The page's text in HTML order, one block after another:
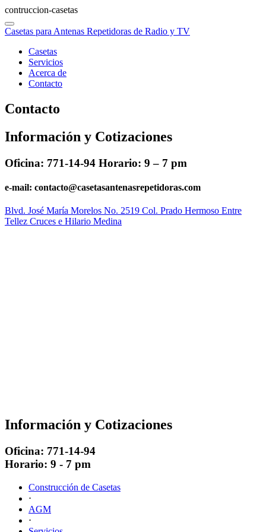
contruccion-casetas
Casetas para Antenas Repetidoras de Radio y TV
Casetas
Servicios
Acerca de
Contacto
Contacto
Información y Cotizaciones
Oficina: 771-14-94 Horario: 9 – 7 pm
e-mail: contacto@casetasantenasrepetidoras.com
Blvd. José María Morelos No. 2519 Col. Prado Hermoso Entre
Tellez Cruces e Hilario Medina
Información y Cotizaciones
Oficina: 771-14-94
Horario: 9 - 7 pm
Construcción de Casetas
⋅
AGM
⋅